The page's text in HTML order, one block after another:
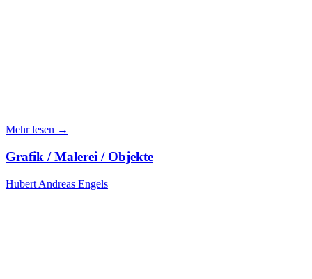
Mehr lesen →
Grafik / Malerei / Objekte
Hubert Andreas Engels